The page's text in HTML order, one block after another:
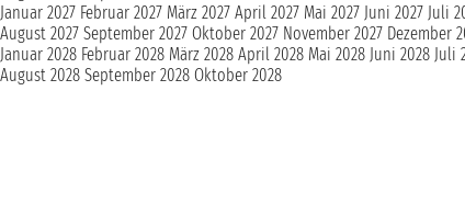
Januar 2027 Februar 2027 März 2027 April 2027 Mai 2027 Juni 2027 Juli
August 2027 September 2027 Oktober 2027 November 2027 Dezember
Januar 2028 Februar 2028 März 2028 April 2028 Mai 2028 Juni 2028 Juli
August 2028 September 2028 Oktober 2028